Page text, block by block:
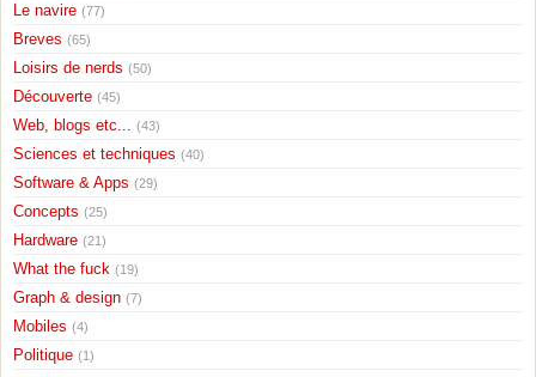
Le navire (77)
Breves (65)
Loisirs de nerds (50)
Découverte (45)
Web, blogs etc... (43)
Sciences et techniques (40)
Software & Apps (29)
Concepts (25)
Hardware (21)
What the fuck (19)
Graph & design (7)
Mobiles (4)
Politique (1)